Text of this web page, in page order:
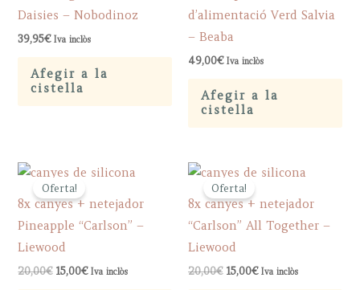
Daisies – Nobodinoz
39,95€ Iva inclòs
Afegir a la
cistella
d’alimentació Verd Salvia
– Beaba
49,00€ Iva inclòs
Afegir a la
cistella
Oferta!
8x canyes + netejador
Pineapple “Carlson” –
Liewood
20,00€ Original
15,00€Current
Iva inclòs
Oferta!
8x canyes + netejador
“Carlson” All Together –
Liewood
20,00€ Original
15,00€Current
Iva inclòs